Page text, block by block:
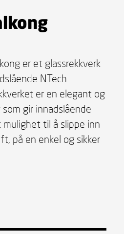
er et glassrekkverk
NTech
er en elegant og
gir innadslående
til å slippe inn
på en enkel og sikker